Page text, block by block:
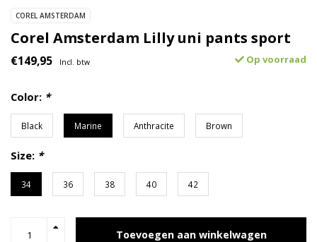
COREL AMSTERDAM
Corel Amsterdam Lilly uni pants sport
€149,95 Incl. btw Op voorraad
Color: *
Black Marine Anthracite Brown
Size: *
34 36 38 40 42
Toevoegen aan winkelwagen